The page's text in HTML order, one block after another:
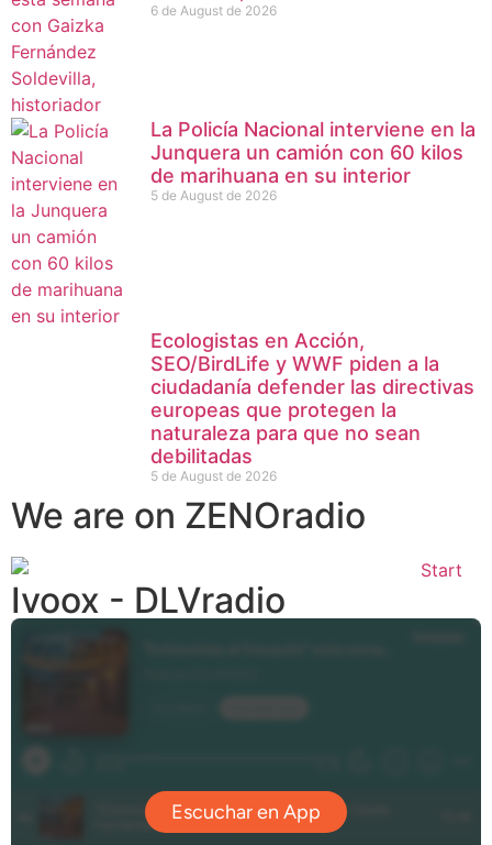
6 de August de 2026
La Policía Nacional interviene en la
Junquera un camión con 60 kilos
de marihuana en su interior
5 de August de 2026
Ecologistas en Acción,
SEO/BirdLife y WWF piden a la
ciudadanía defender las directivas
europeas que protegen la
naturaleza para que no sean
debilitadas
5 de August de 2026
We are on ZENOradio
Ivoox - DLVradio